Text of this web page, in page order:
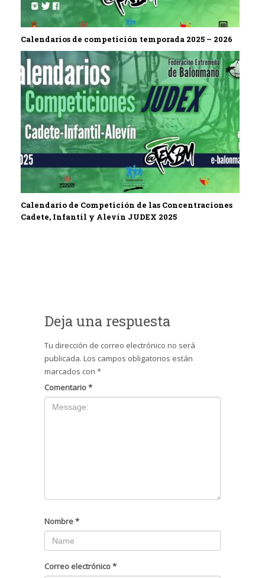
Calendarios de competición temporada 2025 – 2026
Calendario de Competición de las Concentraciones
Cadete, Infantil y Alevín JUDEX 2025
Deja una respuesta
Tu dirección de correo electrónico no será
publicada. Los campos obligatorios están
marcados con *
Comentario*
Nombre*
Correo electrónico*